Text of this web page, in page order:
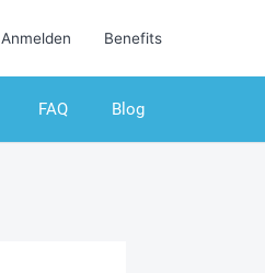
Anmelden Benefits
Blog
FAQ